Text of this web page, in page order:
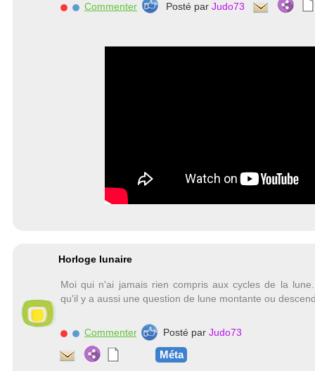
Commenter Posté par Judo73
Horloge lunaire
Moi qui n'ai jamais rien compris aux cycles de la
qu'il y a aussi une question de lune montante ou
Commenter Posté par Judo73
Méta